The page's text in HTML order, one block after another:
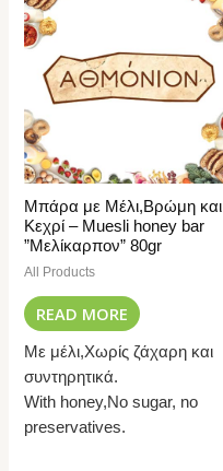
Μπάρα με Μέλι,Βρώμη και
Κεχρί – Muesli honey bar
”Μελίκαρπον” 80gr
All Products
READ MORE
Με μέλι,Χωρίς ζάχαρη και
συντηρητικά.
With honey,No sugar, no
preservatives.